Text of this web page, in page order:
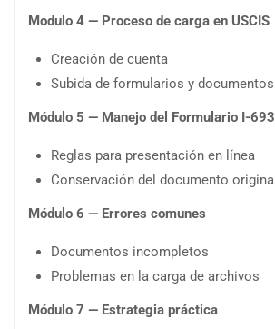
Modulo 4 — Proceso de carga en USCIS
Creación de cuenta
Subida de formularios y documentos
Módulo 5 — Manejo del Formulario I-693
Reglas para presentación en línea
Conservación del documento original
Módulo 6 — Errores comunes
Documentos incompletos
Problemas en la carga de archivos
Módulo 7 — Estrategia práctica